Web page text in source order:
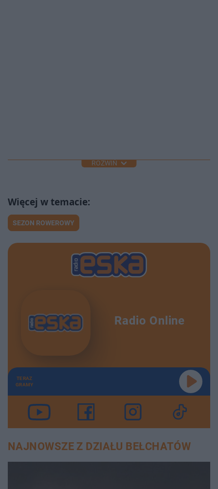
ROZWIŃ
SEZON ROWEROWY
Radio Online
TERAZ
GRAMY
NAJNOWSZE Z DZIAŁU BEŁCHATÓW